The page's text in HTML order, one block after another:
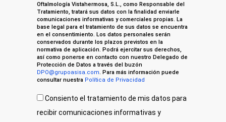
Oftalmología Vistahermosa, S.L., como Responsable del
Tratamiento, tratará sus datos con la finalidad enviarle
comunicaciones informativas y comerciales propias. La
base legal para el tratamiento de sus datos se encuentra
en el consentimiento. Los datos personales serán
conservados durante los plazos previstos en la
normativa de aplicación. Podrá ejercitar sus derechos,
así como ponerse en contacto con nuestro Delegado de
Protección de Datos a través del buzón
DPO@grupoasisa.com. Para más información puede
consultar nuestra Política de Privacidad
Consiento el tratamiento de mis datos para
recibir comunicaciones informativas y